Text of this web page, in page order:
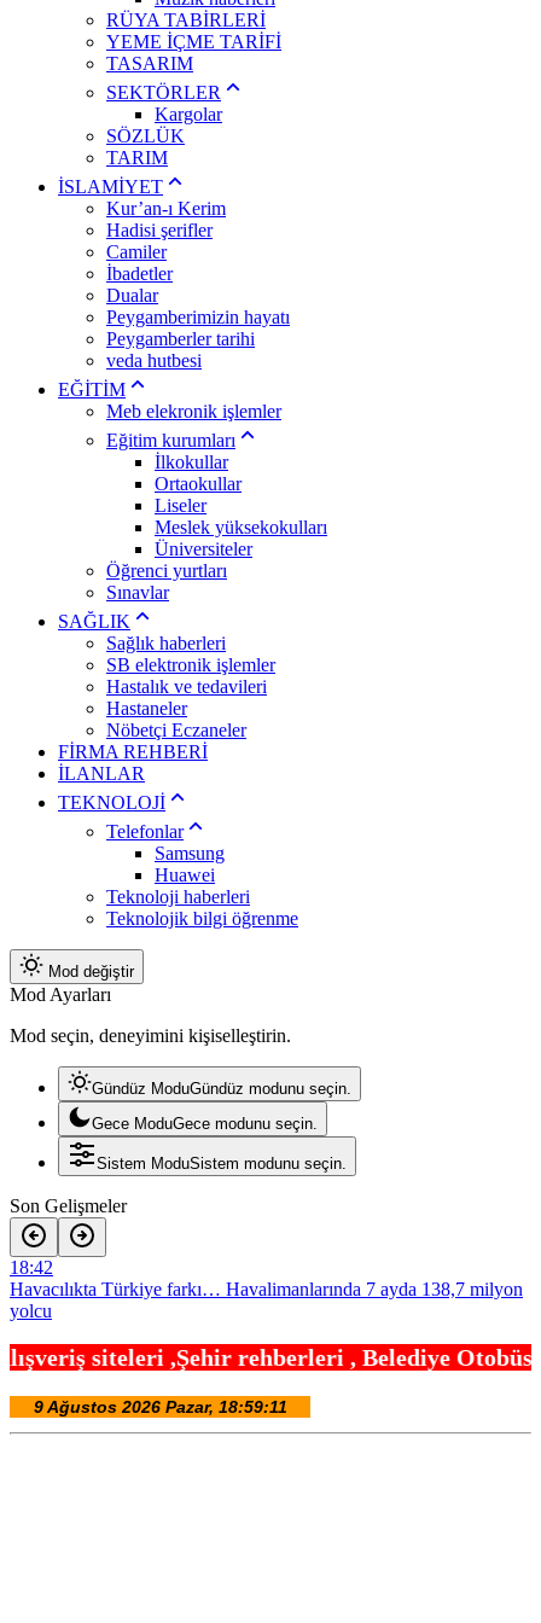
RÜYA TABİRLERİ
YEME İÇME TARİFİ
TASARIM
SEKTÖRLER
Kargolar
SÖZLÜK
TARIM
İSLAMİYET
Kur’an-ı Kerim
Hadisi şerifler
Camiler
İbadetler
Dualar
Peygamberimizin hayatı
Peygamberler tarihi
veda hutbesi
EĞİTİM
Meb elekronik işlemler
Eğitim kurumları
İlkokullar
Ortaokullar
Liseler
Meslek yüksekokulları
Üniversiteler
Öğrenci yurtları
Sınavlar
SAĞLIK
Sağlık haberleri
SB elektronik işlemler
Hastalık ve tedavileri
Hastaneler
Nöbetçi Eczaneler
FİRMA REHBERİ
İLANLAR
TEKNOLOJİ
Telefonlar
Samsung
Huawei
Teknoloji haberleri
Teknolojik bilgi öğrenme
Mod değiştir
Mod Ayarları
Mod seçin, deneyimini kişiselleştirin.
Gündüz ModuGündüz modunu seçin.
Gece ModuGece modunu seçin.
Sistem ModuSistem modunu seçin.
Son Gelişmeler
18:42
Havacılıkta Türkiye farkı… Havalimanlarında 7 ayda 138,7 milyon
yolcu
Artvin’de aranan 68 kişi yakalandı
18:18
Aydın Kuyucak’ta ulaşım yatırımı
,Şehir rehberleri , Belediye